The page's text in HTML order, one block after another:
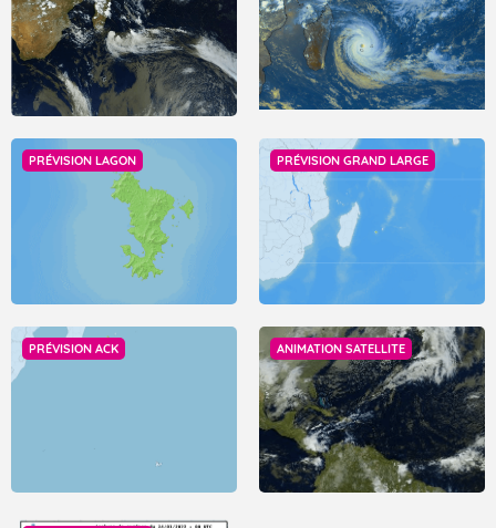
PRÉVISION LAGON PRÉVISION GRAND LARGE
PRÉVISION ACK ANIMATION SATELLITE